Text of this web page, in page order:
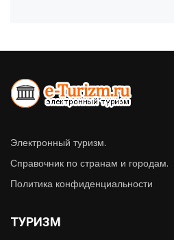
Электронный туризм.
Справочник по странам и городам.
Политика конфиденциальности
ТУРИЗМ